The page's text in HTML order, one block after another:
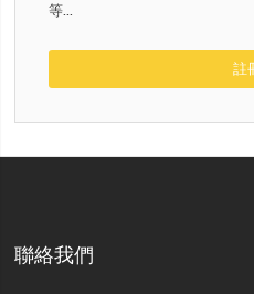
等...
註
聯絡我們